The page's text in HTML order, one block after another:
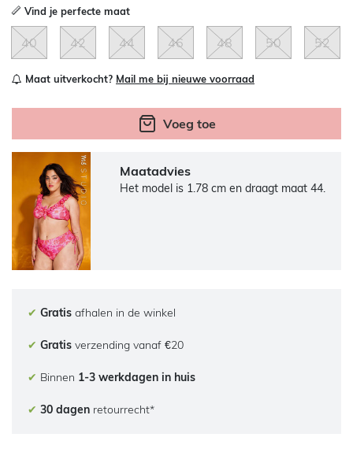
Vind je perfecte maat
40 42 44 46 48 50 52
Maat uitverkocht? Mail me bij nieuwe voorraad
Voeg toe
Maatadvies
Het model is 1.78 cm en draagt maat 44.
✔ Gratis afhalen in de winkel
✔ Gratis verzending vanaf €20
✔ Binnen 1-3 werkdagen in huis
✔ 30 dagen retourrecht*